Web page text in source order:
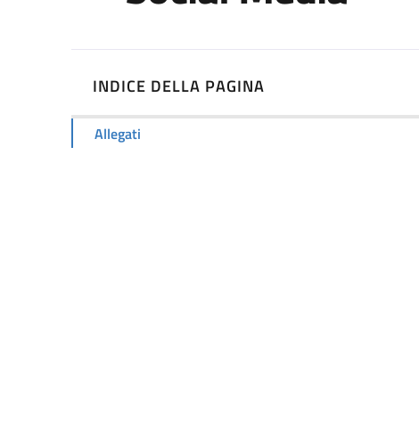
INDICE DELLA PAGINA
Allegati